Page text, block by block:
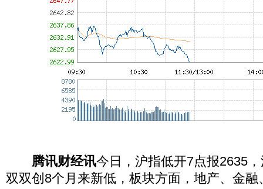
腾讯财经讯今日，沪指低开7点报2635
双双创8个月来新低，板块方面，地产、金